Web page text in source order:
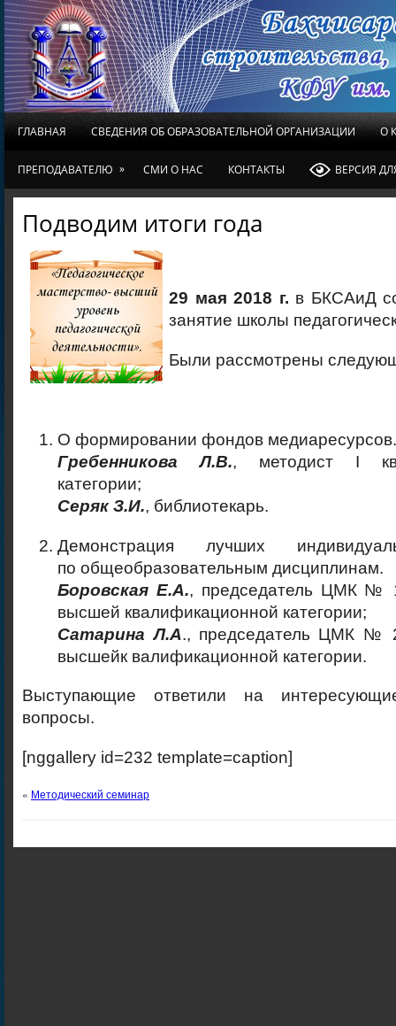
ГЛАВНАЯ СВЕДЕНИЯ ОБ ОБРАЗОВАТЕЛЬНОЙ ОРГАНИЗАЦИИ О
ПРЕПОДАВАТЕЛЮ » СМИ О НАС КОНТАКТЫ ВЕРСИЯ
Подводим итоги года
29 мая 2018 г. в БКСАиД
занятие школы
Были рассмотрены
О формировании фондов
Гребенникова Л.В., методист І
категории;
Серяк З.И., библиотекарь.
Демонстрация лучших
по общеобразовательным дисциплинам.
Боровская Е.А., председатель ЦМК №
высшей квалификационной категории;
Сатарина Л.А., председатель ЦМК №
высшейк валификационной категории.
Выступающие ответили на
вопросы.
[nggallery id=232 template=caption]
« Методический семинар